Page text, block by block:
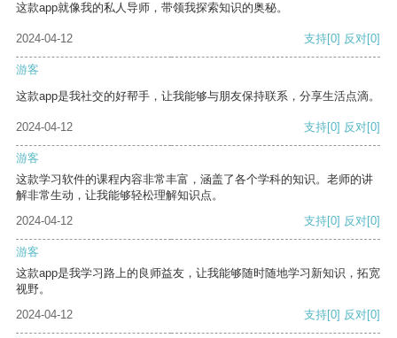
这款app就像我的私人导师，带领我探索知识的奥秘。
2024-04-12 支持[0] 反对[0]
游客
这款app是我社交的好帮手，让我能够与朋友保持联系，分享生活点滴。
2024-04-12 支持[0] 反对[0]
游客
这款学习软件的课程内容非常丰富，涵盖了各个学科的知识。老师的讲
解非常生动，让我能够轻松理解知识点。
2024-04-12
支持[0] 反对[0]
游客
这款app是我学习路上的良师益友，让我能够随时随地学习新知识，拓宽
视野。
2024-04-12
支持[0] 反对[0]